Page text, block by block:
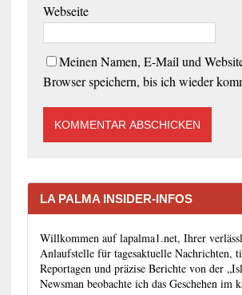
Webseite
Meinen Namen, E-Mail und
Browser speichern, bis ich wieder
LA PALMA INSIDER-INFOS
Willkommen auf lapalma1.net, Ihrer
Anlaufstelle für tagesaktuelle Nachrichten,
Reportagen und präzise Berichte von der
Newsman beobachte ich das Geschehen im